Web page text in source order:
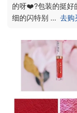
的呀❤️?包装的挺好
细的闪特别 ... 去购